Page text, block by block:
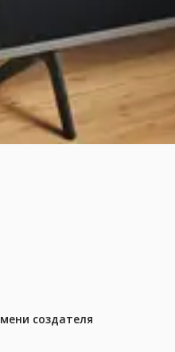
создателя